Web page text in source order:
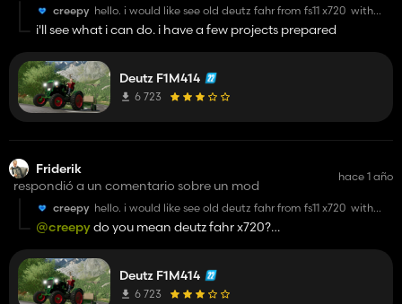
creepy hello. i would like see old deutz fahr from fs11 x720 with
metal fenders rear but i found one in fs15. if you can do it it
will be good man by the way keep up with modding
😎
i'll see what i can do. i have a few projects prepared
Deutz F1M414
6 723
Friderik
respondió a un comentario sobre un mod
hace 1 año
creepy hello. i would like see old deutz fahr from fs11 x720 with
metal fenders rear but i found one in fs15. if you can do it it
will be good man by the way keep up with modding
😎
@creepydo you mean deutz fahr x720?
https://www.kingmods.net/pt/fs22/mods/13643/deutz-
fahr-agroton-x720Deutz F1M414
6 723